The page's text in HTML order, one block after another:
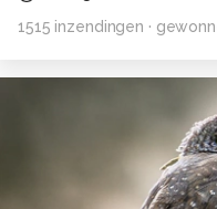
1515 inzendingen ·